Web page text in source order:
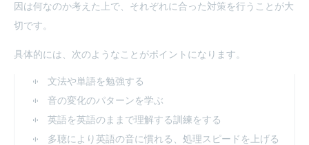
因は何なのか考えた上で、それぞれに合った対策を行うことが大
切です。
具体的には、次のようなことがポイントになります。
文法や単語を勉強する
音の変化のパターンを学ぶ
英語を英語のままで理解する訓練をする
多聴により英語の音に慣れる、処理スピードを上げる